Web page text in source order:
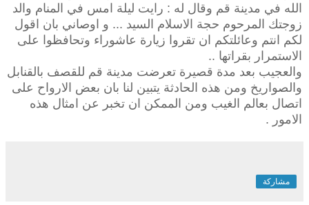
الله في مدينة قم وقال له : رايت ليلة امس في المنام والد
زوجتك المرحوم حجة الاسلام السيد ... و اوصاني بان اقول
لكم انتم وعائلتكم ان تقروا زيارة عاشوراء وتحافظوا على
الاستمرار بقراتها ..
والعجيب بعد مدة قصيرة تعرضت مدينة قم للقصف بالقنابل
والصواريخ ومن هذه الحادثة يتبين لنا بان بعض الارواح على
اتصال بعالم الغيب ومن الممكن ان تخبر عن امثال هذه
الامور .
مشاركة